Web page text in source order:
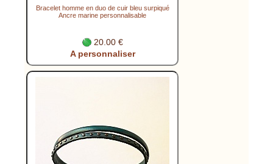
Bracelet homme en duo de cuir bleu surpiqué
Ancre marine personnalisable
20.00 €
A personnaliser